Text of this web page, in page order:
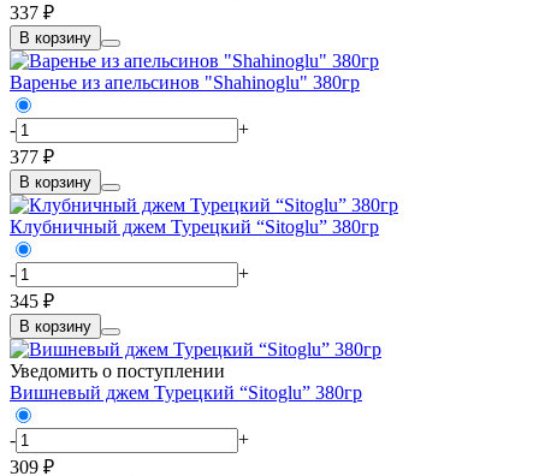
337 ₽
В корзину
Варенье из апельсинов "Shahinoglu" 380гр
-
+
377 ₽
В корзину
Клубничный джем Турецкий “Sitoglu” 380гр
-
+
345 ₽
В корзину
Уведомить о поступлении
Вишневый джем Турецкий “Sitoglu” 380гр
-
+
309 ₽